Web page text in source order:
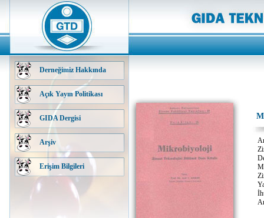
Derneğimiz Hakkında
Açık Yayın Politikası
GIDA Dergisi
Arşiv
Erişim Bilgileri